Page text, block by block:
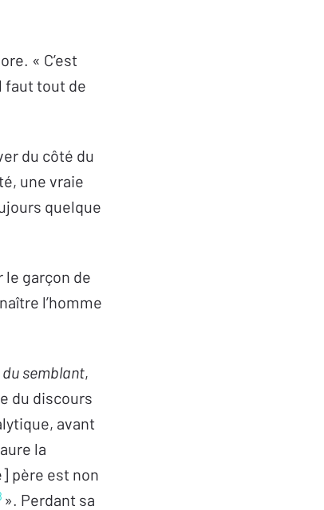
« C’est
faut tout de
du côté du
une vraie
quelque
le garçon de
l’homme
du semblant,
du discours
avant
la
père est non
». Perdant sa